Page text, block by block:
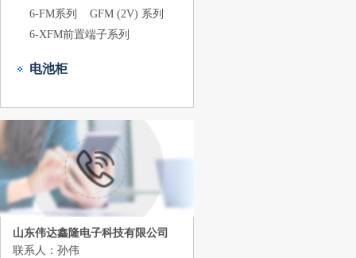
6-FM系列
GFM (2V) 系列
6-XFM前置端子系列
电池柜
山东伟达鑫隆电子科技有限公司
联系人：孙伟